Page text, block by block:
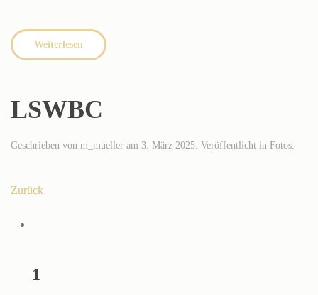
Weiterlesen
LSWBC
Geschrieben von m_mueller am 3. März 2025. Veröffentlicht in Fotos.
Zurück
1